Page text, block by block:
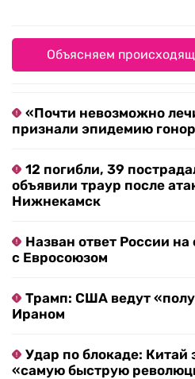
Объясняем
«Почти невозможно
признали эпидемию
12 погибли, 39
объявили траур после
Нижнекамск
Назван ответ России
с Евросоюзом
Трамп: США ведут
Ираном
Удар по блокаде: Китай
«самую быструю